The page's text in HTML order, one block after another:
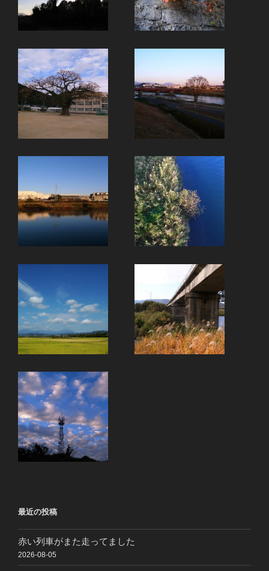
最近の投稿
赤い列車がまた走ってました
2026-08-05